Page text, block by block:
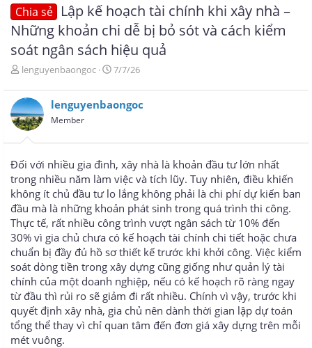
Chia sẻ
Lập kế hoạch tài chính khi xây nhà –
Những khoản chi dễ bị bỏ sót và cách kiểm
soát ngân sách hiệu quả
T
r
e
a
d
s
a
r
t
e
r
lenguyenbaongoc
N
à
y
i
7/7/26
lenguyenbaongoc
Member
Đối với nhiều gia đình, xây nhà là khoản đầu tư lớn nhất
trong nhiều năm làm việc và tích lũy. Tuy nhiên, điều khiến
không ít chủ đầu tư lo lắng không phải là chi phí dự kiến ban
đầu mà là những khoản phát sinh trong quá trình thi công.
Thực tế, rất nhiều công trình vượt ngân sách từ 10% đến
30% vì gia chủ chưa có kế hoạch tài chính chi tiết hoặc chưa
chuẩn bị đầy đủ hồ sơ thiết kế trước khi khởi công. Việc kiểm
soát dòng tiền trong xây dựng cũng giống như quản lý tài
chính của một doanh nghiệp, nếu có kế hoạch rõ ràng ngay
từ đầu thì rủi ro sẽ giảm đi rất nhiều. Chính vì vậy, trước khi
quyết định xây nhà, gia chủ nên dành thời gian lập dự toán
tổng thể thay vì chỉ quan tâm đến đơn giá xây dựng trên mỗi
mét vuông.